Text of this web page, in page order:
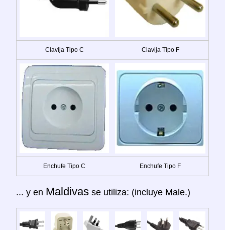
Clavija Tipo C Clavija Tipo F
Enchufe Tipo C Enchufe Tipo F
... y en Maldivas se utiliza: (incluye Male.)